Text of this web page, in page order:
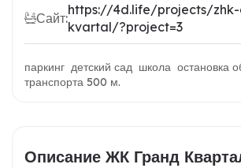
Сайт:
https://4d.life/projects/
kvartal/?project=3
паркинг детский сад школа остановка
транспорта 500 м.
Описание ЖК Гранд